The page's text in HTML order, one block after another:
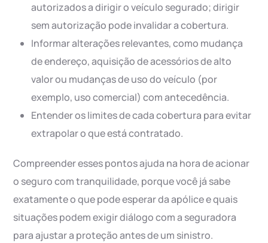
autorizados a dirigir o veículo segurado; dirigir
sem autorização pode invalidar a cobertura.
Informar alterações relevantes, como mudança
de endereço, aquisição de acessórios de alto
valor ou mudanças de uso do veículo (por
exemplo, uso comercial) com antecedência.
Entender os limites de cada cobertura para evitar
extrapolar o que está contratado.
Compreender esses pontos ajuda na hora de acionar
o seguro com tranquilidade, porque você já sabe
exatamente o que pode esperar da apólice e quais
situações podem exigir diálogo com a seguradora
para ajustar a proteção antes de um sinistro.